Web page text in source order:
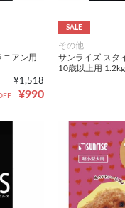
ニアン用
¥1,518
¥990
SALE
その他
サンライズ スタ
10歳以上用 1.2kg